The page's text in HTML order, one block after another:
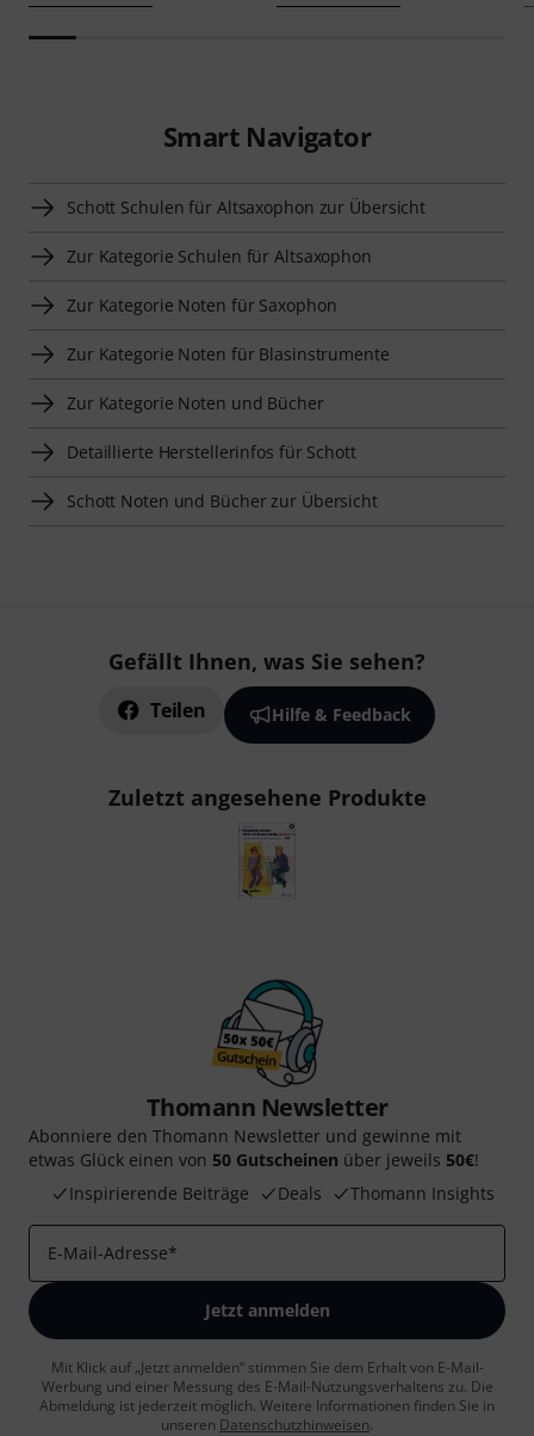
Smart Navigator
Schott Schulen für Altsaxophon zur Übersicht
Zur Kategorie Schulen für Altsaxophon
Zur Kategorie Noten für Saxophon
Zur Kategorie Noten für Blasinstrumente
Zur Kategorie Noten und Bücher
Detaillierte Herstellerinfos für Schott
Schott Noten und Bücher zur Übersicht
Gefällt Ihnen, was Sie sehen?
Teilen Hilfe & Feedback
Zuletzt angesehene Produkte
Thomann Newsletter
Abonniere den Thomann Newsletter und gewinne mit
etwas Glück einen von 50 Gutscheinen über jeweils 50€!
Inspirierende Beiträge
Deals Thomann Insights
E-Mail-Adresse*
Jetzt anmelden
Mit Klick auf „Jetzt anmelden“ stimmen Sie dem Erhalt von E-Mail-
Werbung und einer Messung des E-Mail-Nutzungsverhaltens zu. Die
Abmeldung ist jederzeit möglich. Weitere Informationen finden Sie in
unseren Datenschutzhinweisen.